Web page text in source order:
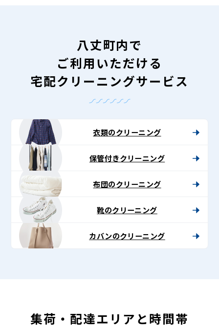
八丈町内で
ご利用いただける
宅配クリーニングサービス
衣類のクリーニング
保管付きクリーニング
布団のクリーニング
靴のクリーニング
カバンのクリーニング
集荷・配達エリアと時間帯